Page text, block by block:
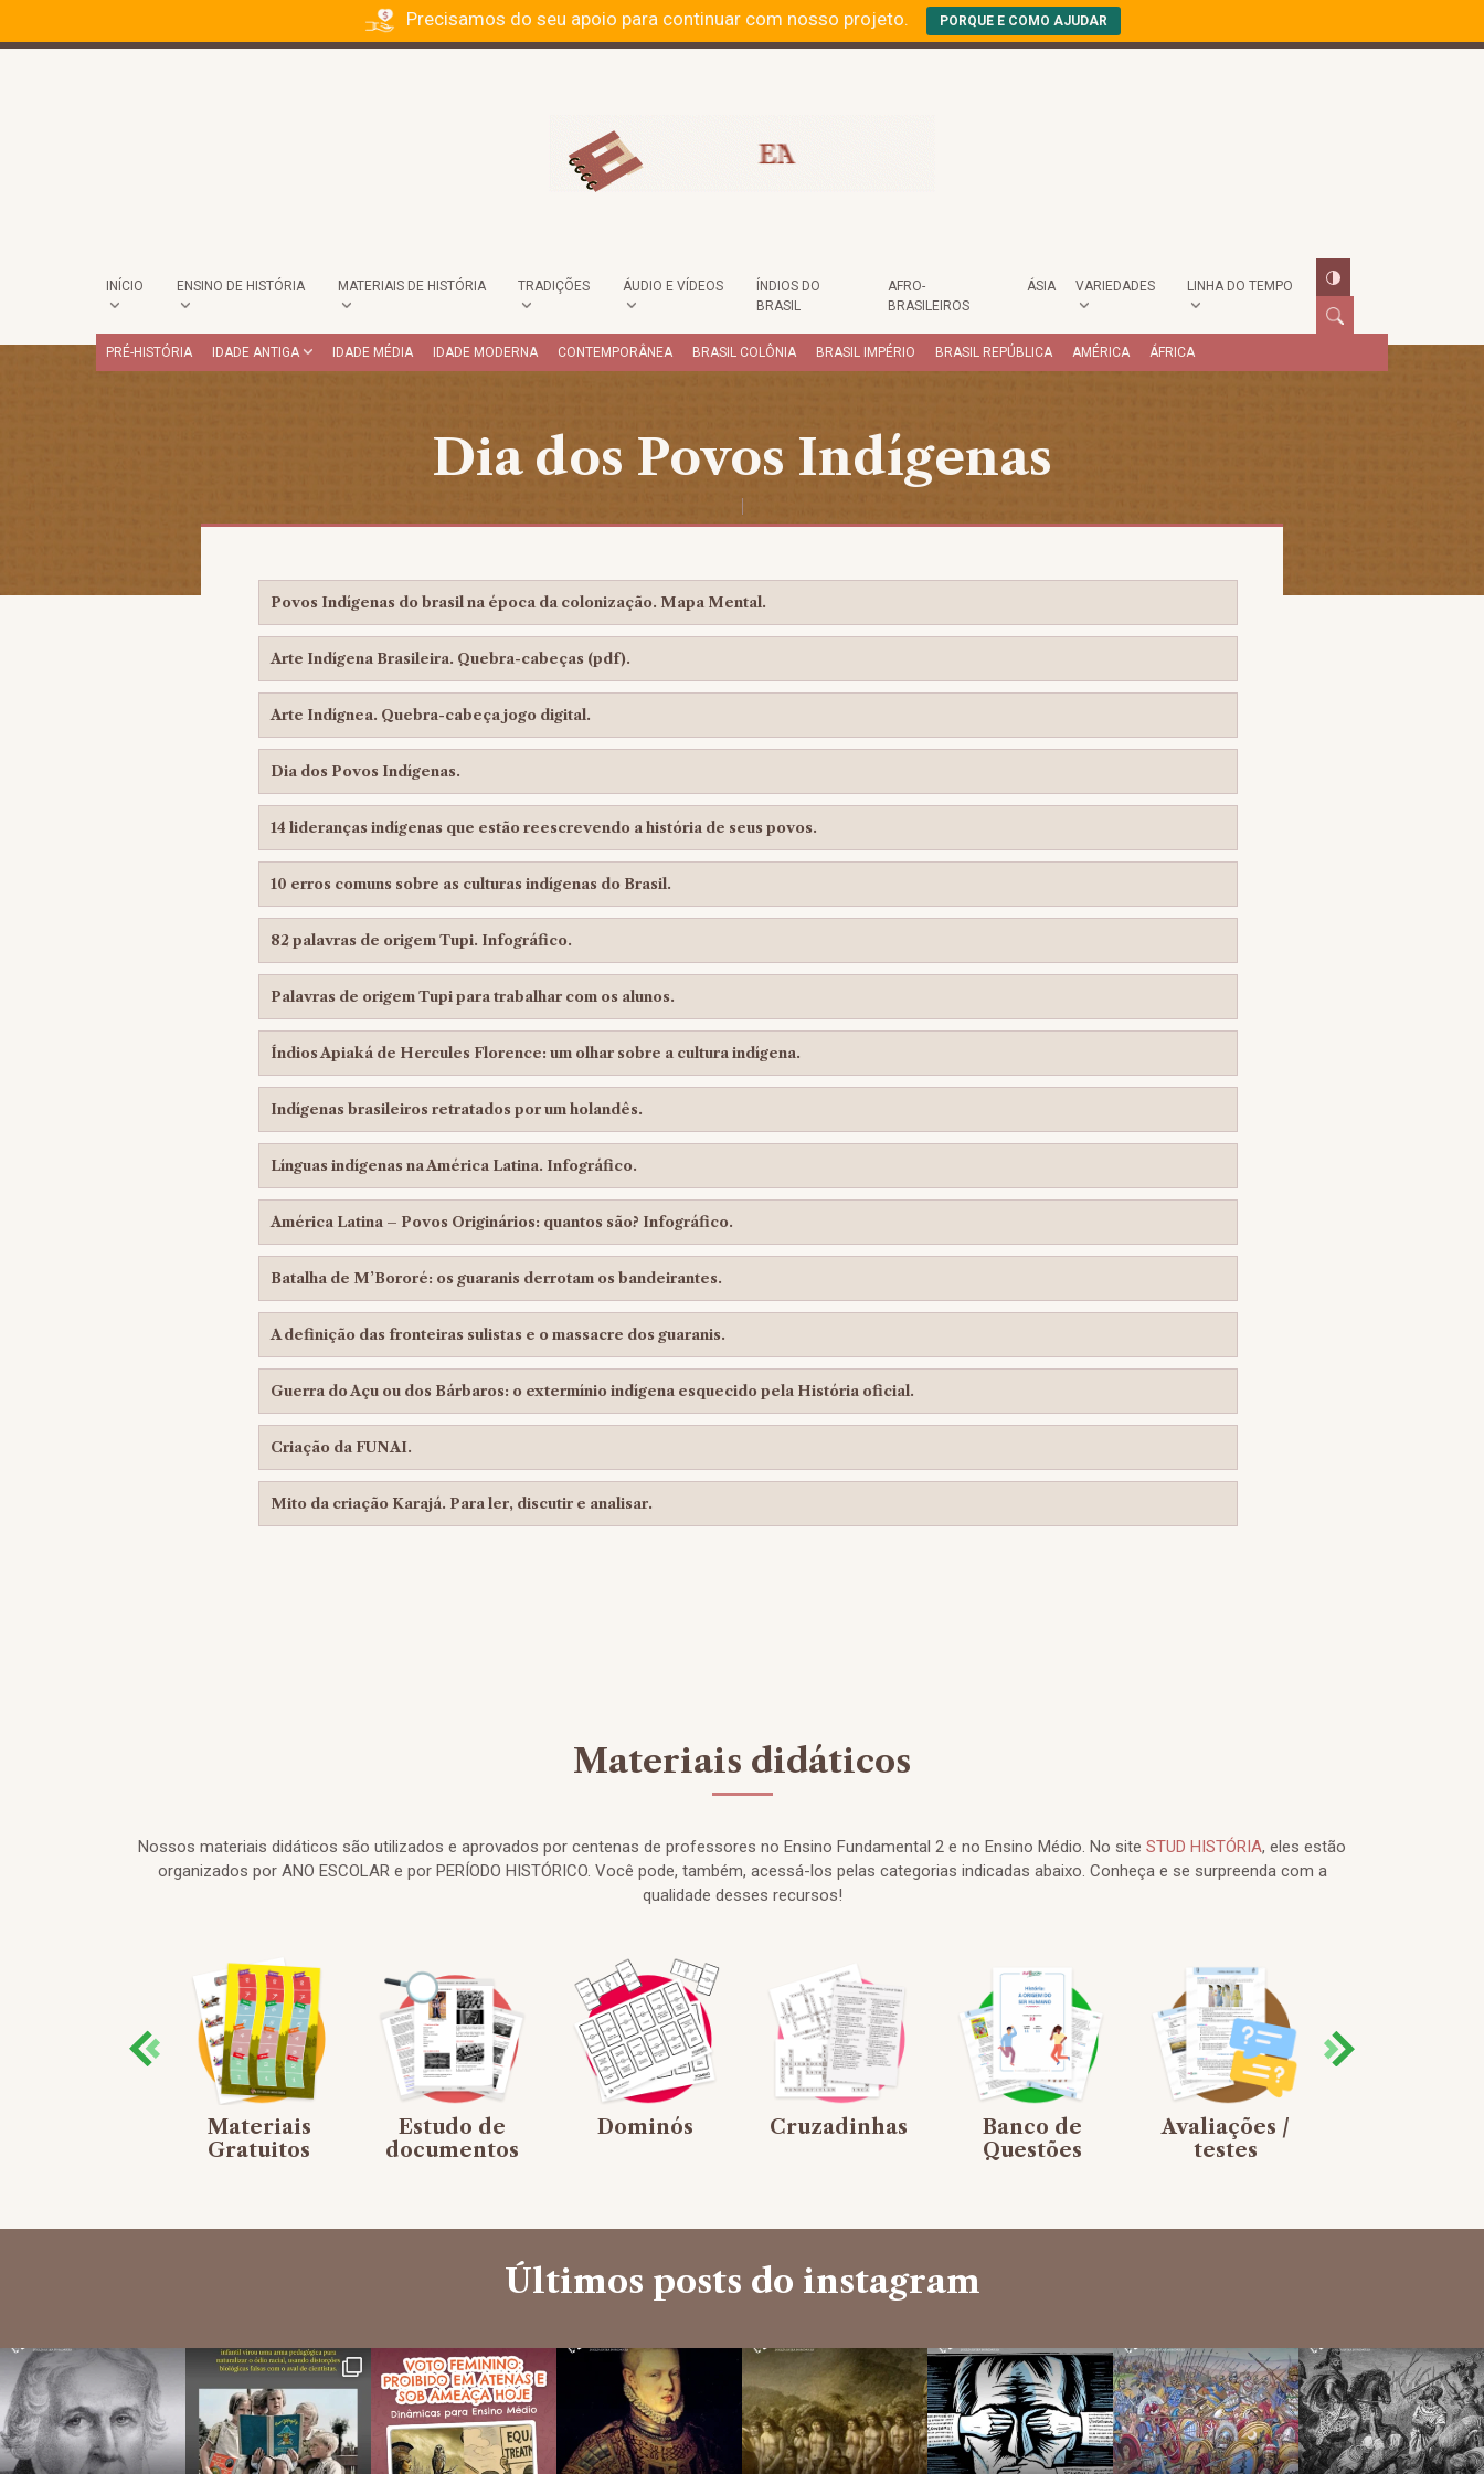
Precisamos do seu apoio para continuar com nosso projeto. PORQUE E COMO AJUDAR
INÍCIO ENSINO DE HISTÓRIA MATERIAIS DE HISTÓRIA TRADIÇÕES ÁUDIO E VÍDEOS
ÍNDIOS DO
BRASIL
AFRO-
BRASILEIROS
ÁSIA VARIEDADES LINHA DO TEMPO
PRÉ-HISTÓRIA IDADE ANTIGA IDADE MÉDIA IDADE MODERNA CONTEMPORÂNEA BRASIL COLÔNIA BRASIL IMPÉRIO BRASIL REPÚBLICA AMÉRICA ÁFRICA
Dia dos Povos Indígenas
Povos Indígenas do brasil na época da colonização. Mapa Mental.
Arte Indígena Brasileira. Quebra-cabeças (pdf).
Arte Indígnea. Quebra-cabeça jogo digital.
Dia dos Povos Indígenas.
14 lideranças indígenas que estão reescrevendo a história de seus povos.
10 erros comuns sobre as culturas indígenas do Brasil.
82 palavras de origem Tupi. Infográfico.
Palavras de origem Tupi para trabalhar com os alunos.
Índios Apiaká de Hercules Florence: um olhar sobre a cultura indígena.
Indígenas brasileiros retratados por um holandês.
Línguas indígenas na América Latina. Infográfico.
América Latina – Povos Originários: quantos são? Infográfico.
Batalha de M’Bororé: os guaranis derrotam os bandeirantes.
A definição das fronteiras sulistas e o massacre dos guaranis.
Guerra do Açu ou dos Bárbaros: o extermínio indígena esquecido pela História oficial.
Criação da FUNAI.
Mito da criação Karajá. Para ler, discutir e analisar.
Materiais didáticos
Nossos materiais didáticos são utilizados e aprovados por centenas de professores no Ensino Fundamental 2 e no Ensino Médio. No site STUD HISTÓRIA, eles estão
organizados por ANO ESCOLAR e por PERÍODO HISTÓRICO. Você pode, também, acessá-los pelas categorias indicadas abaixo. Conheça e se surpreenda com a
qualidade desses recursos!
Materiais
Gratuitos
Estudo de
documentos
Dominós Cruzadinhas
Banco de
Questões
Avaliações /
testes
Últimos posts do instagram